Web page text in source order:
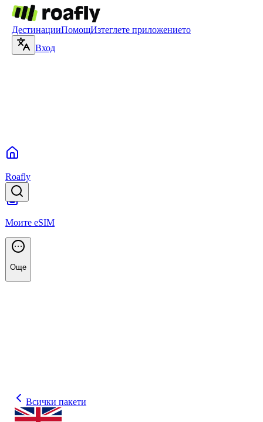
ДестинацииПомощИзтеглете приложението
Вход
Roafly
Моите eSIM
Още
Всички пакети